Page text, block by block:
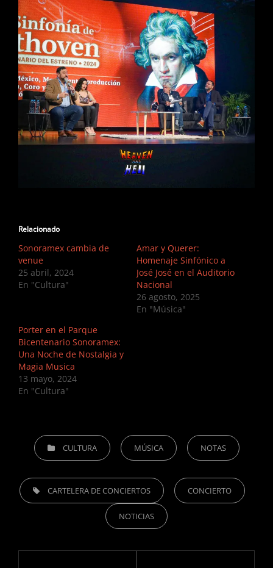
Relacionado
Sonoramex cambia de
venue
25 abril, 2024
En "Cultura"
Amar y Querer:
Homenaje Sinfónico a
José José en el Auditorio
Nacional
26 agosto, 2025
En "Música"
Porter en el Parque
Bicentenario Sonoramex:
Una Noche de Nostalgia y
Magia Musica
13 mayo, 2024
En "Cultura"
CATEGORIESCULTURA MÚSICA NOTAS
TAGS, CARTELERA DE CONCIERTOS CONCIERTO
NOTICIAS